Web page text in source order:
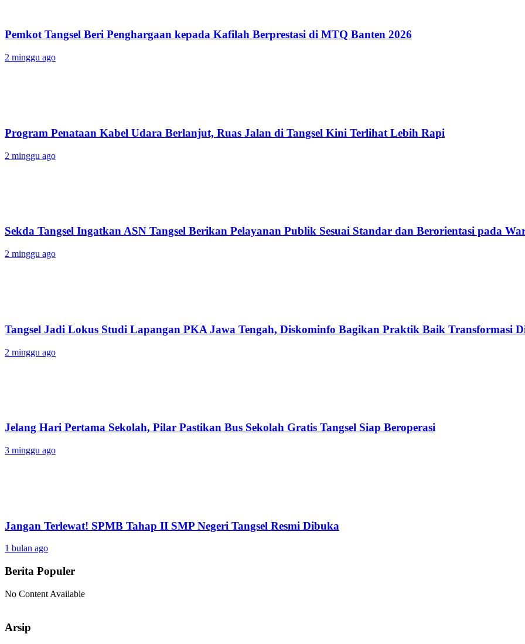
Pemkot Tangsel Beri Penghargaan kepada Kafilah Berprestasi di MTQ Banten 2026
2 minggu ago
Program Penataan Kabel Udara Berlanjut, Ruas Jalan di Tangsel Kini Terlihat Lebih Rapi
2 minggu ago
Sekda Tangsel Ingatkan ASN Tangsel Berikan Pelayanan Publik Sesuai Standar dan Berorientasi pada
2 minggu ago
Tangsel Jadi Lokus Studi Lapangan PKA Jawa Tengah, Diskominfo Bagikan Praktik Baik Transformasi
2 minggu ago
Jelang Hari Pertama Sekolah, Pilar Pastikan Bus Sekolah Gratis Tangsel Siap Beroperasi
3 minggu ago
Jangan Terlewat! SPMB Tahap II SMP Negeri Tangsel Resmi Dibuka
1 bulan ago
Berita Populer
No Content Available
Arsip